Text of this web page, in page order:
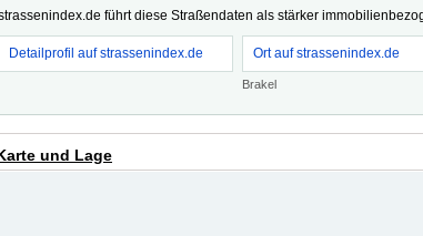
führt diese Straßendaten als stärker
Detailprofil auf strassenindex.de Ort auf strassenindex.de
Brakel
und Lage